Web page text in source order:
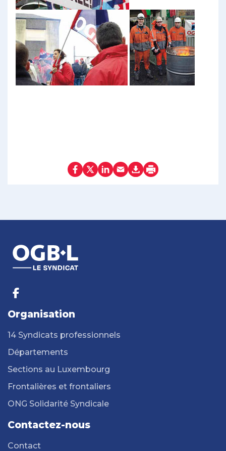
Organisation
14 Syndicats professionnels
Départements
Sections au Luxembourg
Frontalières et frontaliers
ONG Solidarité Syndicale
Contactez-nous
Contact